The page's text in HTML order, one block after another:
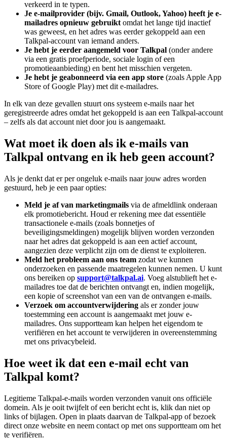
verkeerd in te typen.
Je e-mailprovider (bijv. Gmail, Outlook, Yahoo) heeft je e-
mailadres opnieuw gebruiktomdat het lange tijd inactief
was geweest, en het adres was eerder gekoppeld aan een
Talkpal-account van iemand anders.
Je hebt je eerder aangemeld voor Talkpal (onder andere
via een gratis proefperiode, sociale login of een
promotieaanbieding) en bent het misschien vergeten.
Je hebt je geabonneerd via een app store (zoals Apple App
Store of Google Play) met dit e-mailadres.
In elk van deze gevallen stuurt ons systeem e-mails naar het
geregistreerde adres omdat het gekoppeld is aan een Talkpal-account
– zelfs als dat account niet door jou is aangemaakt.
Wat moet ik doen als ik e-mails van
Talkpal ontvang en ik heb geen account?
Als je denkt dat er per ongeluk e-mails naar jouw adres worden
gestuurd, heb je een paar opties:
Meld je af van marketingmails via de afmeldlink onderaan
elk promotiebericht. Houd er rekening mee dat essentiële
transactionele e-mails (zoals bonnetjes of
beveiligingsmeldingen) mogelijk blijven worden verzonden
naar het adres dat gekoppeld is aan een actief account,
aangezien deze verplicht zijn om de dienst te exploiteren.
Meld het probleem aan ons team zodat we kunnen
onderzoeken en passende maatregelen kunnen nemen. U kunt
ons bereiken op support@talkpal.ai. Voeg alstublieft het e-
mailadres toe dat de berichten ontvangt en, indien mogelijk,
een kopie of screenshot van een van de ontvangen e-mails.
Verzoek om accountverwijdering als er zonder jouw
toestemming een account is aangemaakt met jouw e-
mailadres. Ons supportteam kan helpen het eigendom te
verifiëren en het account te verwijderen in overeenstemming
met ons privacybeleid.
Hoe weet ik dat een e-mail echt van
Talkpal komt?
Legitieme Talkpal-e-mails worden verzonden vanuit ons officiële
domein. Als je ooit twijfelt of een bericht echt is, klik dan niet op
links of bijlagen. Open in plaats daarvan de Talkpal-app of bezoek
direct onze website en neem contact op met ons supportteam om het
te verifiëren.